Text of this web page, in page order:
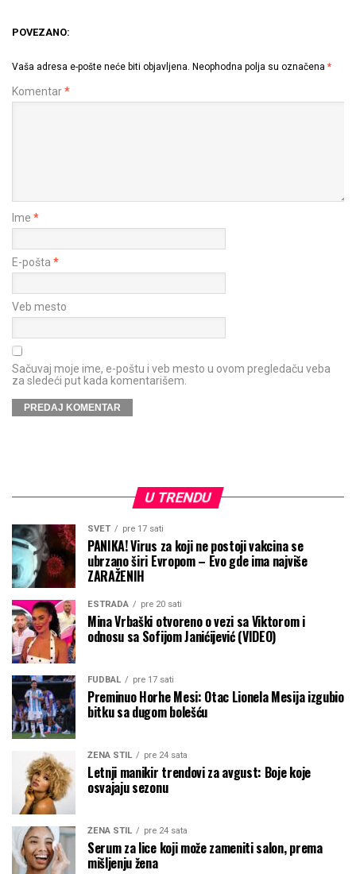
POVEZANO:
Vaša adresa e-pošte neće biti objavljena. Neophodna polja su označena *
Komentar*
Ime *
E-pošta *
Veb mesto
Sačuvaj moje ime, e-poštu i veb mesto u ovom pregledaču veba
za sledeći put kada komentarišem.
U TRENDU
SVET pre 17 sati
PANIKA! Virus za koji ne postoji vakcina se
ubrzano širi Evropom – Evo gde ima najviše
ZARAŽENIH
ESTRADA pre 20 sati
Mina Vrbaški otvoreno o vezi sa Viktorom i
odnosu sa Sofijom Janićijević (VIDEO)
FUDBAL pre 17 sati
Preminuo Horhe Mesi: Otac Lionela Mesija izgubio
bitku sa dugom bolešću
ŽENA STIL pre 24 sata
Letnji manikir trendovi za avgust: Boje koje
osvajaju sezonu
ŽENA STIL pre 24 sata
Serum za lice koji može zameniti salon, prema
mišljenju žena